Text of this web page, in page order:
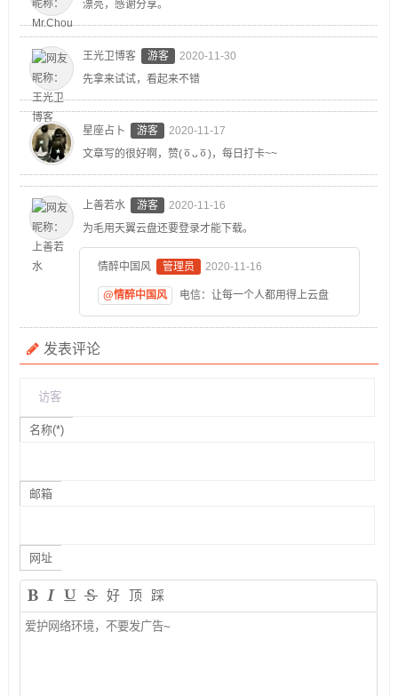
漂亮，感谢分享。
王光卫博客 游客
2020-11-30
先拿来试试，看起来不错
星座占卜 游客
2020-11-17
文章写的很好啊，赞(ㆆᴗㆆ)，每日打卡~~
上善若水 游客
2020-11-16
为毛用天翼云盘还要登录才能下载。
情醉中国风 管理员 2020-11-16
@情醉中国风 电信：让每一个人都用得上云盘
发表评论
名称(*)
邮箱
网址
好 顶 踩